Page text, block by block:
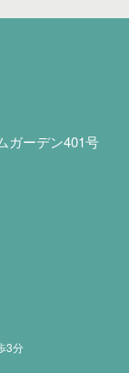
ガーデン401号
3分